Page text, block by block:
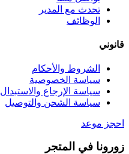
تحدث مع المدير
الوظائف
قانوني
الشروط والأحكام
سياسة الخصوصية
سياسة الإرجاع والاستبدال
سياسة الشحن والتوصيل
احجز موعد
زورونا في المتجر